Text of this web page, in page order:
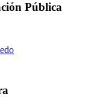
Pública